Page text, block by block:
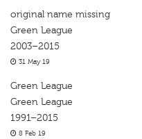
original name missing
Green League
2003–2015
31 May 19
Green League
Green League
1991–2015
8 Feb 19